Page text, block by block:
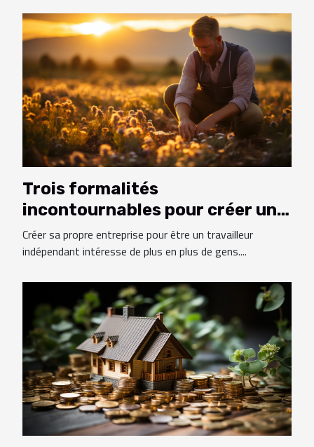
Trois formalités
incontournables pour créer une
entreprise individuelle
Créer sa propre entreprise pour être un travailleur
indépendant intéresse de plus en plus de gens....